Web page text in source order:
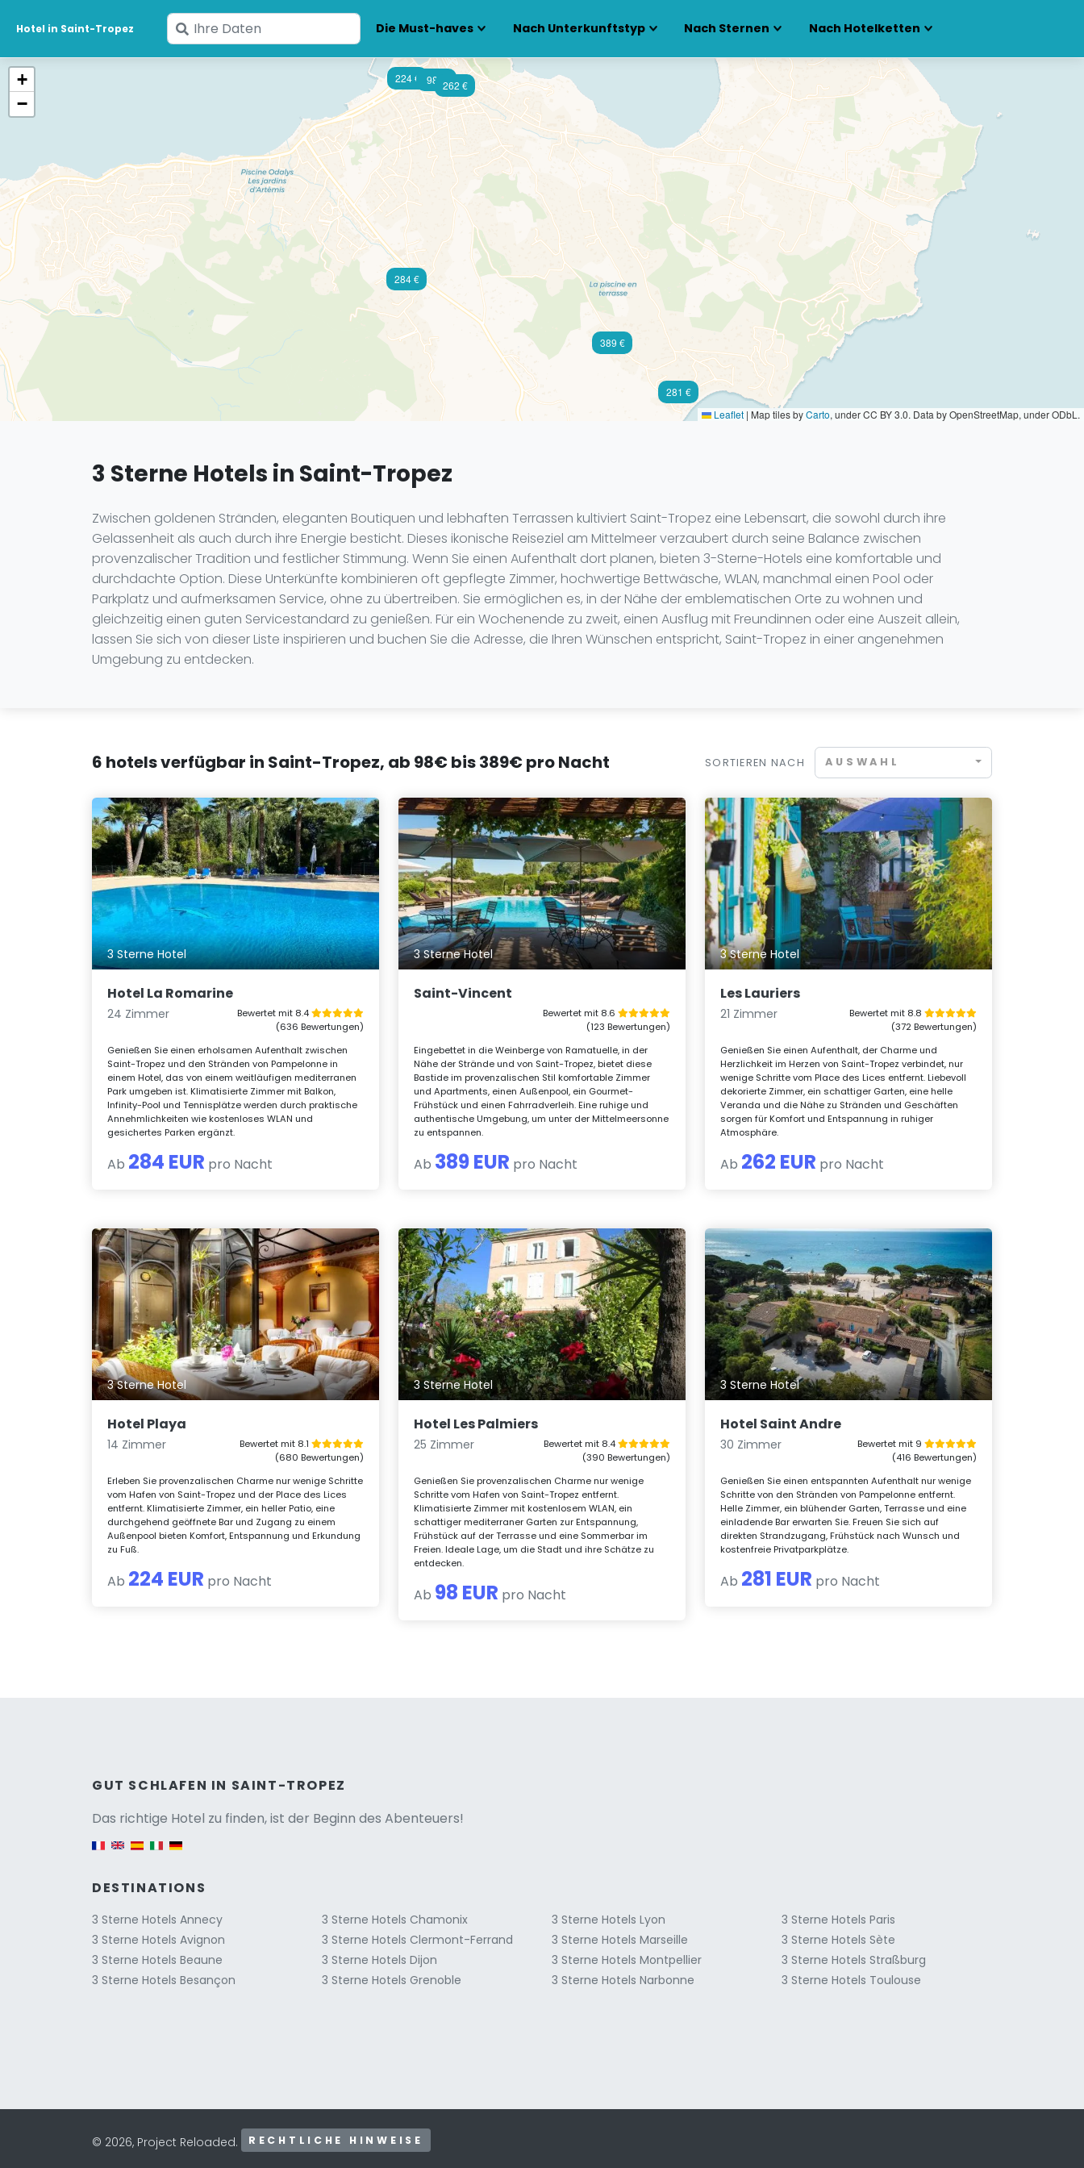
Hotel in Saint-Tropez
Geben
Sie
Die Must-haves Nach Unterkunftstyp Nach Sternen Nach Hotelketten
284 €
389 €
262 €
224 € 98 €
281 €
+
−
Leaflet | Map tiles byCarto, under CC BY 3.0. Data by OpenStreetMap, under ODbL.
3 Sterne Hotels in Saint-Tropez
Zwischen goldenen Stränden, eleganten Boutiquen und lebhaften Terrassen kultiviert Saint-Tropez eine Lebensart, die sowohl durch ihre
Gelassenheit als auch durch ihre Energie besticht. Dieses ikonische Reiseziel am Mittelmeer verzaubert durch seine Balance zwischen
provenzalischer Tradition und festlicher Stimmung. Wenn Sie einen Aufenthalt dort planen, bieten 3-Sterne-Hotels eine komfortable und
durchdachte Option. Diese Unterkünfte kombinieren oft gepflegte Zimmer, hochwertige Bettwäsche, WLAN, manchmal einen Pool oder
Parkplatz und aufmerksamen Service, ohne zu übertreiben. Sie ermöglichen es, in der Nähe der emblematischen Orte zu wohnen und
gleichzeitig einen guten Servicestandard zu genießen. Für ein Wochenende zu zweit, einen Ausflug mit Freundinnen oder eine Auszeit allein,
lassen Sie sich von dieser Liste inspirieren und buchen Sie die Adresse, die Ihren Wünschen entspricht, Saint-Tropez in einer angenehmen
Umgebung zu entdecken.
6 hotels verfügbar in Saint-Tropez, ab 98€ bis 389€ pro Nacht SORTIEREN NACH AUSWAHL
3 Sterne Hotel
Hotel La Romarine
24 Zimmer
Bewertet mit 8.4
(636 Bewertungen)
Genießen Sie einen erholsamen Aufenthalt zwischen
Saint-Tropez und den Stränden von Pampelonne in
einem Hotel, das von einem weitläufigen mediterranen
Park umgeben ist. Klimatisierte Zimmer mit Balkon,
Infinity-Pool und Tennisplätze werden durch praktische
Annehmlichkeiten wie kostenloses WLAN und
gesichertes Parken ergänzt.
Ab 284 EUR pro Nacht
3 Sterne Hotel
Saint-Vincent
Bewertet mit 8.6
(123 Bewertungen)
Eingebettet in die Weinberge von Ramatuelle, in der
Nähe der Strände und von Saint-Tropez, bietet diese
Bastide im provenzalischen Stil komfortable Zimmer
und Apartments, einen Außenpool, ein Gourmet-
Frühstück und einen Fahrradverleih. Eine ruhige und
authentische Umgebung, um unter der Mittelmeersonne
zu entspannen.
Ab 389 EUR pro Nacht
3 Sterne Hotel
Les Lauriers
21 Zimmer
Bewertet mit 8.8
(372 Bewertungen)
Genießen Sie einen Aufenthalt, der Charme und
Herzlichkeit im Herzen von Saint-Tropez verbindet, nur
wenige Schritte vom Place des Lices entfernt. Liebevoll
dekorierte Zimmer, ein schattiger Garten, eine helle
Veranda und die Nähe zu Stränden und Geschäften
sorgen für Komfort und Entspannung in ruhiger
Atmosphäre.
Ab 262 EUR pro Nacht
3 Sterne Hotel
Hotel Playa
14 Zimmer
Bewertet mit 8.1
(680 Bewertungen)
Erleben Sie provenzalischen Charme nur wenige Schritte
vom Hafen von Saint-Tropez und der Place des Lices
entfernt. Klimatisierte Zimmer, ein heller Patio, eine
durchgehend geöffnete Bar und Zugang zu einem
Außenpool bieten Komfort, Entspannung und Erkundung
zu Fuß.
Ab 224 EUR pro Nacht
3 Sterne Hotel
Hotel Les Palmiers
25 Zimmer
Bewertet mit 8.4
(390 Bewertungen)
Genießen Sie provenzalischen Charme nur wenige
Schritte vom Hafen von Saint-Tropez entfernt.
Klimatisierte Zimmer mit kostenlosem WLAN, ein
schattiger mediterraner Garten zur Entspannung,
Frühstück auf der Terrasse und eine Sommerbar im
Freien. Ideale Lage, um die Stadt und ihre Schätze zu
entdecken.
Ab 98 EUR pro Nacht
3 Sterne Hotel
Hotel Saint Andre
30 Zimmer
Bewertet mit 9
(416 Bewertungen)
Genießen Sie einen entspannten Aufenthalt nur wenige
Schritte von den Stränden von Pampelonne entfernt.
Helle Zimmer, ein blühender Garten, Terrasse und eine
einladende Bar erwarten Sie. Freuen Sie sich auf
direkten Strandzugang, Frühstück nach Wunsch und
kostenfreie Privatparkplätze.
Ab 281 EUR pro Nacht
GUT SCHLAFEN IN SAINT-TROPEZ
Das richtige Hotel zu finden, ist der Beginn des Abenteuers!
Versione italiana
DESTINATIONS
3 Sterne Hotels Annecy
3 Sterne Hotels Avignon
3 Sterne Hotels Beaune
3 Sterne Hotels Besançon
3 Sterne Hotels Chamonix
3 Sterne Hotels Clermont-Ferrand
3 Sterne Hotels Dijon
3 Sterne Hotels Grenoble
3 Sterne Hotels Lyon
3 Sterne Hotels Marseille
3 Sterne Hotels Montpellier
3 Sterne Hotels Narbonne
3 Sterne Hotels Paris
3 Sterne Hotels Sète
3 Sterne Hotels Straßburg
3 Sterne Hotels Toulouse
© 2026, Project Reloaded. RECHTLICHE HINWEISE